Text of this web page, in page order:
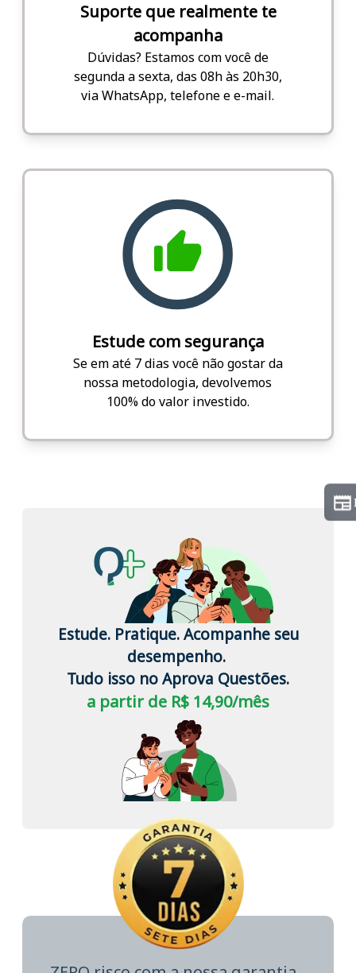
Suporte que realmente te
acompanha
Dúvidas? Estamos com você de
segunda a sexta, das 08h às 20h30,
via WhatsApp, telefone e e-mail.
Estude com segurança
Se em até 7 dias você não gostar da
nossa metodologia, devolvemos
100% do valor investido.
Estude. Pratique. Acompanhe seu
desempenho.
Tudo isso no Aprova Questões.
a partir de R$ 14,90/mês